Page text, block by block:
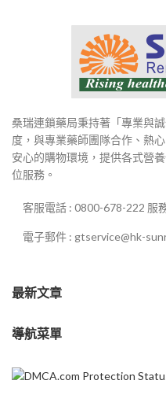
桑瑞連鎖藥局秉持著「專業與
度，與專業藥師團隊合作、熱
安心的購物環境，提供各式營
位服務。
客服電話 : 0800-678-222 服
電子郵件 : gtservice@hk-
最新文章
導航菜單